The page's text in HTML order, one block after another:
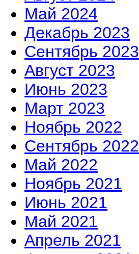
Май 2024
Декабрь 2023
Сентябрь 2023
Август 2023
Июнь 2023
Март 2023
Ноябрь 2022
Сентябрь 2022
Май 2022
Ноябрь 2021
Июнь 2021
Май 2021
Апрель 2021